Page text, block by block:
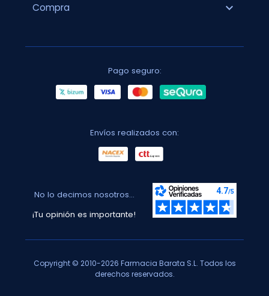
Compra expand_more
Pago seguro:
Envíos realizados con:
No lo decimos nosotros...
¡Tu opinión es importante!
Copyright © 2010-2026 Farmacia Barata S.L. Todos los
derechos reservados.